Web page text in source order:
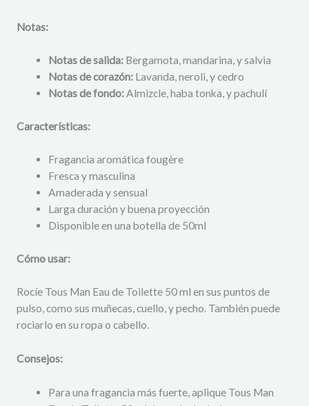
Notas:
Notas de salida: Bergamota, mandarina, y salvia
Notas de corazón: Lavanda, neroli, y cedro
Notas de fondo:Almizcle, haba tonka, y pachulí
Características:
Fragancia aromática fougère
Fresca y masculina
Amaderada y sensual
Larga duración y buena proyección
Disponible en una botella de 50ml
Cómo usar:
Rocíe Tous Man Eau de Toilette 50 ml en sus puntos de
pulso, como sus muñecas, cuello, y pecho. También puede
rociarlo en su ropa o cabello.
Consejos:
Para una fragancia más fuerte, aplique Tous Man